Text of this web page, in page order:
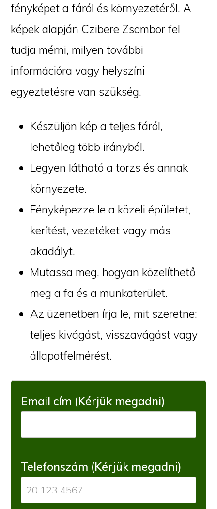
fényképet a fáról és környezetéről. A
képek alapján Czibere Zsombor fel
tudja mérni, milyen további
információra vagy helyszíni
egyeztetésre van szükség.
Készüljön kép a teljes fáról,
lehetőleg több irányból.
Legyen látható a törzs és annak
környezete.
Fényképezze le a közeli épületet,
kerítést, vezetéket vagy más
akadályt.
Mutassa meg, hogyan közelíthető
meg a fa és a munkaterület.
Az üzenetben írja le, mit szeretne:
teljes kivágást, visszavágást vagy
állapotfelmérést.
Email cím (Kérjük megadni)
Telefonszám (Kérjük megadni)